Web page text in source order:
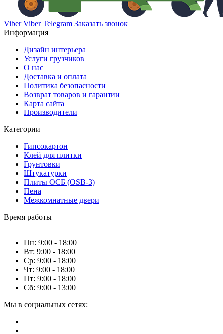
Viber Viber Telegram Заказать звонок
Информация
Дизайн интерьера
Услуги грузчиков
О нас
Доставка и оплата
Политика безопасности
Возврат товаров и гарантии
Карта сайта
Производители
Категории
Гипсокартон
Клей для плитки
Грунтовки
Штукатурки
Плиты ОСБ (OSB-3)
Пена
Межкомнатные двери
Время работы
Пн: 9:00 - 18:00
Вт: 9:00 - 18:00
Ср: 9:00 - 18:00
Чт: 9:00 - 18:00
Пт: 9:00 - 18:00
Сб: 9:00 - 13:00
Мы в социальных сетях: